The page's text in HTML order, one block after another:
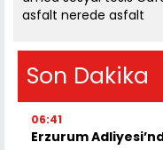
asfalt nerede asfalt
Son Dakika
06:41
Erzurum